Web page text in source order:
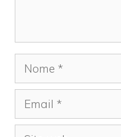
Nome
Email
Sito